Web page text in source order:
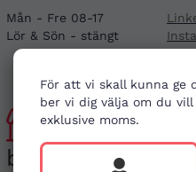
För att vi skall kunna ge
ber vi dig välja om du
exklusive moms.
Mån - Fre 08-17
Lör & Sön - stängt
Besök
butiken